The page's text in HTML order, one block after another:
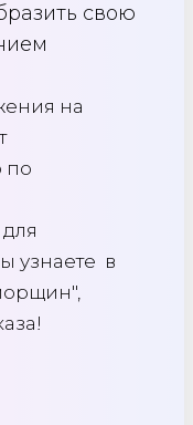
свою
на
по
узнаете в